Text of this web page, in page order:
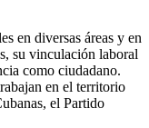
en diversas áreas y en
su vinculación laboral
como ciudadano.
en el territorio
el Partido